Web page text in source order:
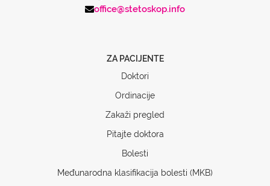
office@stetoskop.info
ZA PACIJENTE
Doktori
Ordinacije
Zakaži pregled
Pitajte doktora
Bolesti
Međunarodna klasifikacija bolesti (MKB)